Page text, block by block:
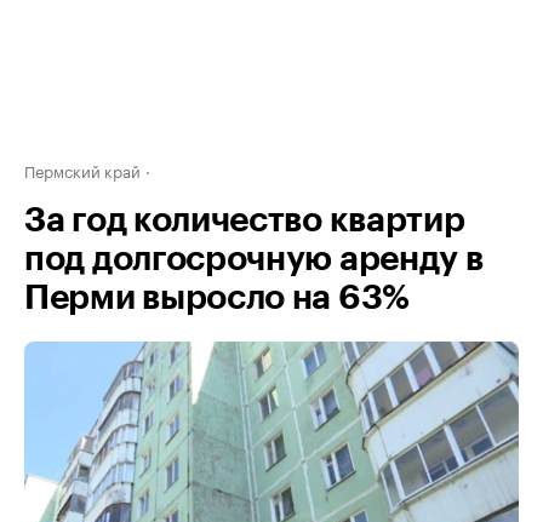
Пермский край
За год количество квартир
под долгосрочную аренду в
Перми выросло на 63%